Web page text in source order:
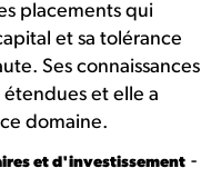
placements qui
et sa tolérance
Ses connaissances
et elle a
domaine.
et d'investissement -